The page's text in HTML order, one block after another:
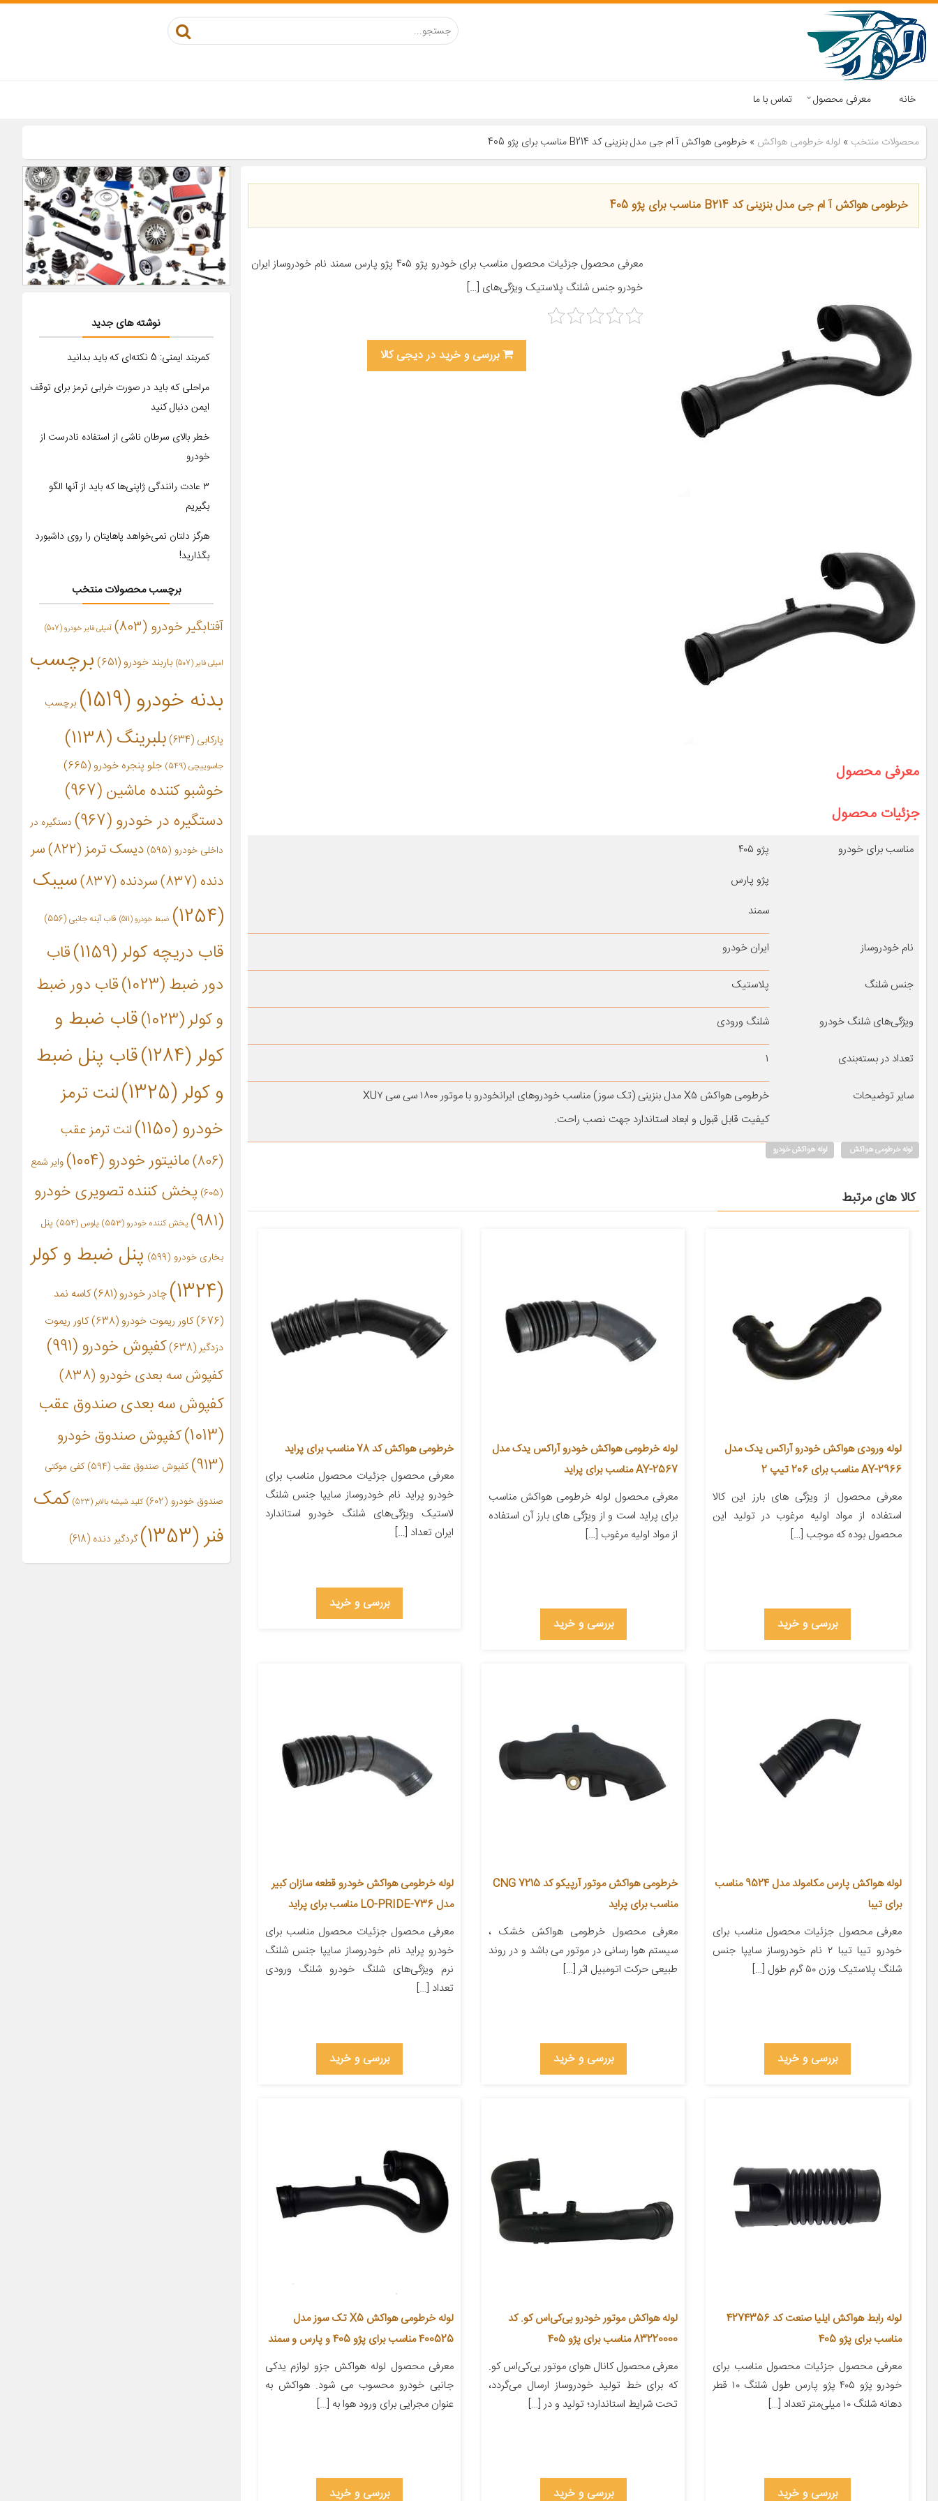
خانه معرفی محصول تماس با ما
محصولات منتخب » لوله خرطومی هواکش » خرطومی هواکش آ ام جی مدل بنزینی کد B214 مناسب برای پژو 405
خرطومی هواکش آ ام جی مدل بنزینی کد B214 مناسب برای پژو 405
معرفی محصول جزئیات محصول مناسب برای خودرو پژو ۴۰۵ پژو پارس سمند نام خودروساز ایران
خودرو جنس شلنگ پلاستیک ویژگی‌های […]
بررسی و خرید در دیجی کالا
معرفی محصول
جزئیات محصول
مناسب برای خودرو
پژو ۴۰۵
پژو پارس
سمند
نام خودروساز ایران خودرو
جنس شلنگ پلاستیک
ویژگی‌های شلنگ خودرو شلنگ ورودی
تعداد در بسته‌بندی ۱
سایر توضیحات
خرطومی هواکش X۵ مدل بنزینی (تک سوز) مناسب خودروهای ایرانخودرو با موتور ۱۸۰۰ سی سی XU۷
کیفیت قابل قبول و ابعاد استاندارد جهت نصب راحت.
لوله خرطومی هواکش لوله هواکش خودرو
کالا های مرتبط
لوله ورودی هواکش خودرو آراکس یدک مدل
AY-2966 مناسب برای 206 تیپ 2
معرفی محصول از ویژگی های بارز این کالا
استفاده از مواد اولیه مرغوب در تولید این
محصول بوده که موجب […]
بررسی و خرید
لوله خرطومی هواکش خودرو آراکس یدک مدل
AY-2567 مناسب برای پراید
معرفی محصول لوله خرطومی هواکش مناسب
برای پراید است و از ویژگی های بارز آن استفاده
از مواد اولیه مرغوب […]
بررسی و خرید
خرطومی هواکش کد 78 مناسب برای پراید
معرفی محصول جزئیات محصول مناسب برای
خودرو پراید نام خودروساز سایپا جنس شلنگ
لاستیک ویژگی‌های شلنگ خودرو استاندارد
ایران تعداد […]
بررسی و خرید
لوله هواکش پارس مکامولد مدل 9524 مناسب
برای تیبا
معرفی محصول جزئیات محصول مناسب برای
خودرو تیبا تیبا ۲ نام خودروساز سایپا جنس
شلنگ پلاستیک وزن ۵۰ گرم طول […]
بررسی و خرید
خرطومی هواکش موتور آرپیکو کد CNG 7215
مناسب برای پراید
معرفی محصول خرطومی هواکش خشک ،
سیستم هوا رسانی در موتور می باشد و در روند
طبیعی حرکت اتومبیل اثر […]
بررسی و خرید
لوله خرطومی هواکش خودرو قطعه سازان کبیر
مدل LO-PRIDE-736 مناسب برای پراید
معرفی محصول جزئیات محصول مناسب برای
خودرو پراید نام خودروساز سایپا جنس شلنگ
نرم ویژگی‌های شلنگ خودرو شلنگ ورودی
تعداد […]
بررسی و خرید
لوله رابط هواکش ایلیا صنعت کد 4274356
مناسب برای پژو 405
معرفی محصول جزئیات محصول مناسب برای
خودرو پژو ۴۰۵ پژو پارس طول شلنگ ۱۰ قطر
دهانه شلنگ ۱۰ میلی‌متر تعداد […]
بررسی و خرید
لوله هواکش موتور خودرو بی‌کی‌اس کو. کد
83220000 مناسب برای پژو 405
معرفی محصول کانال هوای موتور بی‌کی‌اس کو.
که برای خط تولید خودرو‌ساز ارسال می‌گردد،
تحت شرایط استاندارد؛ تولید و در […]
بررسی و خرید
لوله خرطومی هواکش X5 تک سوز مدل
400525 مناسب برای پژو 405 و پارس و سمند
معرفی محصول لوله هواکش جزو لوازم یدکی
جانبی خودرو محسوب می شود. هواکش به
عنوان مجرایی برای ورود هوا به […]
بررسی و خرید
نوشته های جدید
کمربند ایمنی: 5 نکته‌ای که باید بدانید
مراحلی که باید در صورت خرابی ترمز برای توقف
ایمن دنبال کنید
خطر بالای سرطان ناشی از استفاده نادرست از
خودرو
۳ عادت رانندگی ژاپنی‌ها که باید از آنها الگو
بگیریم
هرگز دلتان نمی‌خواهد پاهایتان را روی داشبورد
بگذارید!
برچسب محصولات منتخب
آفتابگیر خودرو (803) آمپلی فایر خودرو(507)
امپلی فایر (507) باربند خودرو(651)
برچسب
بدنه خودرو(1519) برچسب
پارکابی (634) بلبرینگ(1138)
جاسوییچی (549) جلو پنجره خودرو (665)
خوشبو کننده ماشین(967)
دستگیره در خودرو(967)
دستگیره در
داخلی خودرو (595) دیسک ترمز(822)
سر
دنده(837) سردنده(837)
سیبک
(1254)
ضبط خودرو(511) قاب آینه جانبی (556)
قاب دریچه کولر(1159)
قاب
دور ضبط(1023)
قاب دور ضبط
و کولر(1023)
قاب ضبط و
کولر(1284)
قاب پنل ضبط
و کولر(1325)
لنت ترمز
خودرو(1150)
لنت ترمز عقب
(806)
مانیتور خودرو(1004)
وایر شمع
(605)
پخش کننده تصویری خودرو
(981)
پخش کننده خودرو(553) پلوس(554) پنل
بخاری خودرو (599)
پنل ضبط و کولر
(1324)
چادر خودرو (681)
کاسه نمد
(676)
کاور ریموت خودرو(638)
کاور ریموت
دزدگیر(638) کفپوش خودرو(991)
کفپوش سه بعدی خودرو (838)
کفپوش سه بعدی صندوق عقب
(1013)
کفپوش صندوق خودرو
(913)
کفپوش صندوق عقب (594) کفی موکتی
صندوق خودرو (602) کلید شیشه بالابر(523)
کمک
فنر(1353) گردگیر دنده (618)